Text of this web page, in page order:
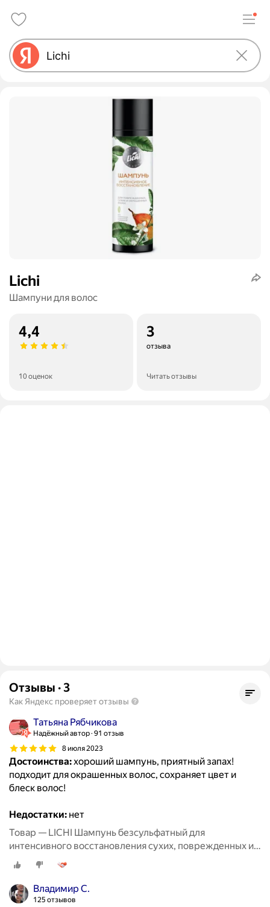
Lichi
Шампуни для волос
4,4
10 оценок
3
отзыва
Читать отзывы
Отзывы · 3
Как Яндекс проверяет отзывы
Татьяна Рябчикова
Надёжный автор 91 отзыв
8 июля 2023
Достоинства:хороший шампунь, приятный запах!
подходит для окрашенных волос, сохраняет цвет и
блеск волос!
Недостатки: нет
Товар — LICHI Шампунь безсульфатный для
интенсивного восстановления сухих, поврежденных и
окрашенных волос, 270 мл
Владимир С.
125 отзывов